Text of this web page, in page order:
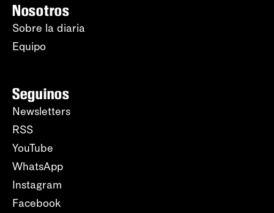
Nosotros
Sobre la diaria
Equipo
Seguinos
Newsletters
RSS
YouTube
WhatsApp
Instagram
Facebook